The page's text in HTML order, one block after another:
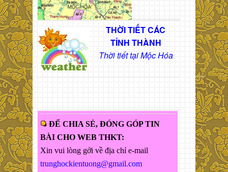
THỜI TIẾT CÁC
TỈNH THÀNH
Thời tiết tại Mộc Hóa
ĐỂ CHIA SẺ, ĐÓNG GÓP TIN
BÀI CHO WEB THKT:
Xin vui lòng gởi về địa chỉ e-mail
trunghockientuong@gmail.com